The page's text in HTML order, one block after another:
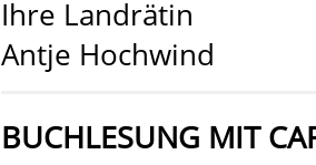
Ihre Landrätin
Antje Hochwind
BUCHLESUNG MIT